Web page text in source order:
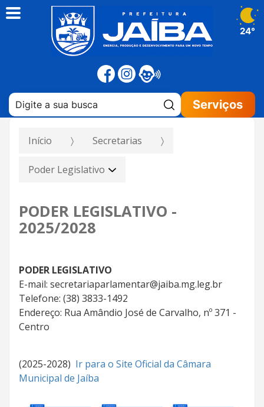
Pesquisar:
Serviços
24°
Início Secretarias
Poder Legislativo
PODER LEGISLATIVO -
2025/2028
PODER LEGISLATIVO
E-mail: secretariaparlamentar@jaiba.mg.leg.br
Telefone: (38) 3833-1492
Endereço: Rua Amândio José de Carvalho, nº 371 -
Centro
(2025-2028) Ir para o Site Oficial da Câmara
Municipal de Jaíba